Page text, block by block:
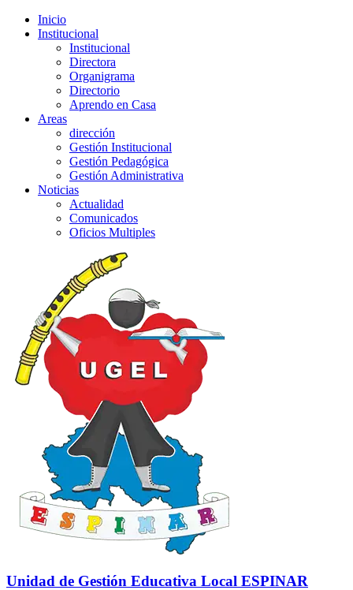
Inicio
Institucional
Institucional
Directora
Organigrama
Directorio
Aprendo en Casa
Areas
dirección
Gestión Institucional
Gestión Pedagógica
Gestión Administrativa
Noticias
Actualidad
Comunicados
Oficios Multiples
Unidad de Gestión Educativa Local ESPINAR